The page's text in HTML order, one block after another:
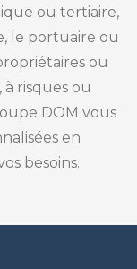
ou tertiaire,
le portuaire ou
ou
à risques ou
DOM vous
en
besoins.